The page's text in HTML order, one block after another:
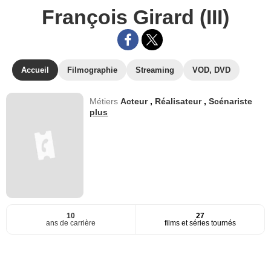
François Girard (III)
Accueil Filmographie Streaming VOD, DVD
MétiersActeur , Réalisateur ,Scénariste
plus
10
ans de carrière
27
films et séries tournés